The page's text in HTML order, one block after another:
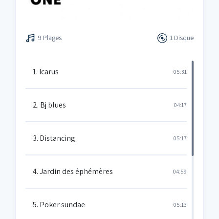
9 Plages 1 Disque
1. Icarus 05:31
2. Bj blues 04:17
3. Distancing 05:17
4. Jardin des éphémères 04:59
5. Poker sundae 05:13